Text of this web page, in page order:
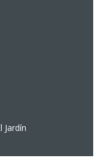
Jardín